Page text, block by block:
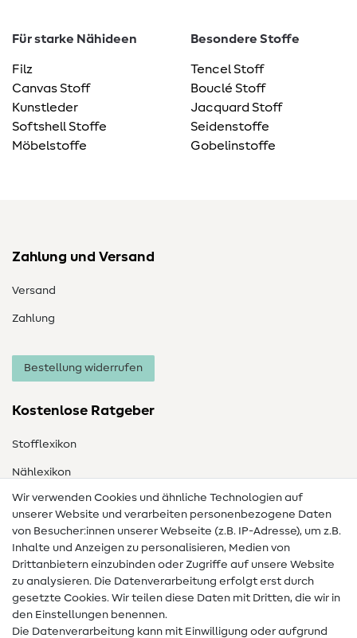
Für starke Nähideen
Filz
Canvas Stoff
Kunstleder
Softshell Stoffe
Möbelstoffe
Besondere Stoffe
Tencel Stoff
Bouclé Stoff
Jacquard Stoff
Seidenstoffe
Gobelinstoffe
Zahlung und Versand
Versand
Zahlung
Bestellung widerrufen
Kostenlose Ratgeber
Stofflexikon
Nählexikon
Nähanleitungen
Hilfe & Kontakt
Kontakt
Infos zum Betreiberwechsel
Wir verwenden Cookies und ähnliche Technologien auf
unserer Website und verarbeiten personenbezogene Daten
von Besucher:innen unserer Webseite (z.B. IP-Adresse), um z.B.
Inhalte und Anzeigen zu personalisieren, Medien von
Drittanbietern einzubinden oder Zugriffe auf unsere Website
zu analysieren. Die Datenverarbeitung erfolgt erst durch
gesetzte Cookies. Wir teilen diese Daten mit Dritten, die wir in
den Einstellungen benennen.
Die Datenverarbeitung kann mit Einwilligung oder aufgrund